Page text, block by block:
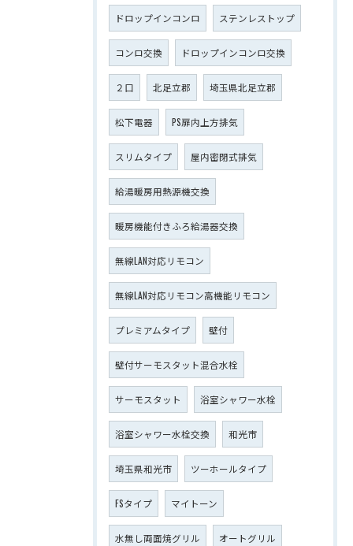
ドロップインコンロ ステンレストップ
コンロ交換 ドロップインコンロ交換
２口 北足立郡 埼玉県北足立郡
松下電器 PS扉内上方排気
スリムタイプ 屋内密閉式排気
給湯暖房用熱源機交換
暖房機能付きふろ給湯器交換
無線LAN対応リモコン
無線LAN対応リモコン高機能リモコン
プレミアムタイプ 壁付
壁付サーモスタット混合水栓
サーモスタット 浴室シャワー水栓
浴室シャワー水栓交換 和光市
埼玉県和光市 ツーホールタイプ
FSタイプ マイトーン
水無し両面焼グリル オートグリル